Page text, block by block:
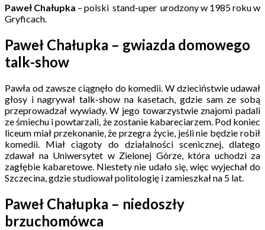
Paweł Chałupka – polski stand-uper urodzony w 1985 roku w
Gryficach.
Paweł Chałupka – gwiazda domowego
talk-show
Pawła od zawsze ciągnęło do komedii. W dzieciństwie udawał
głosy i nagrywał talk-show na kasetach, gdzie sam ze sobą
przeprowadzał wywiady. W jego towarzystwie znajomi padali
ze śmiechu i powtarzali, że zostanie kabareciarzem. Pod koniec
liceum miał przekonanie, że przegra życie, jeśli nie będzie robił
komedii. Miał ciągoty do działalności scenicznej, dlatego
zdawał na Uniwersytet w Zielonej Górze, która uchodzi za
zagłębie kabaretowe. Niestety nie udało się, więc wyjechał do
Szczecina, gdzie studiował politologię i zamieszkał na 5 lat.
Paweł Chałupka – niedoszły
brzuchomówca